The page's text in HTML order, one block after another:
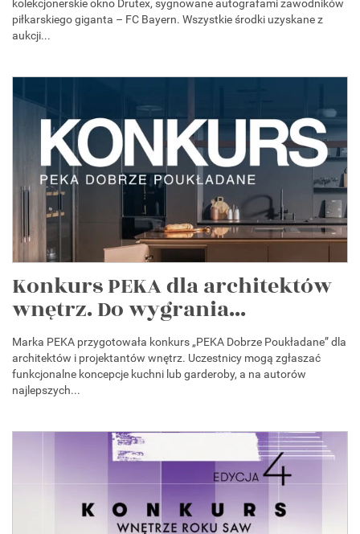
kolekcjonerskie okno Drutex, sygnowane autografami zawodników
piłkarskiego giganta – FC Bayern. Wszystkie środki uzyskane z
aukcji...
Konkurs PEKA dla architektów
wnętrz. Do wygrania...
Marka PEKA przygotowała konkurs „PEKA Dobrze Poukładane” dla
architektów i projektantów wnętrz. Uczestnicy mogą zgłaszać
funkcjonalne koncepcje kuchni lub garderoby, a na autorów
najlepszych...